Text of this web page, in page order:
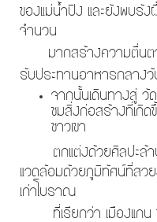
ของแม่น้ำปิง และยังพบรั
จำนวน
มากสร้างความตื่นตาตื่
รับประทานอาหารกลาง
จากนั้นเดินทางสู่ วัด
ชมสิ่งก่อสร้างที่เกิด
ชาวเขา
ตกแต่งด้วยศิลปะล้าน
แวดล้อมด้วยภูมิทัศน์ที่สวย
เก่าโบราณ
ที่เรียกว่า เมืองแก